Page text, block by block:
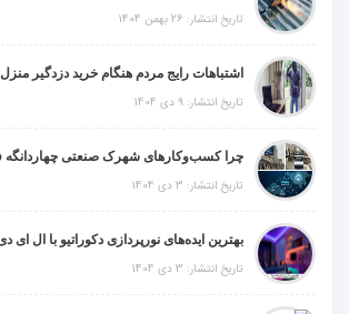
تاریخ انتشار: 26 بهمن 1404
اشتباهات رایج مردم هنگام خرید دزدگیر منزل
تاریخ انتشار: 9 دی 1404
تاریخ انتشار: 3 دی 1404
تاریخ انتشار: 3 دی 1404